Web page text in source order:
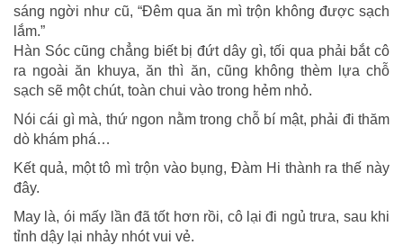
sáng ngời như cũ, “Đêm qua ăn mì trộn không được sạch
lắm.”
Hàn Sóc cũng chẳng biết bị đứt dây gì, tối qua phải bắt cô
ra ngoài ăn khuya, ăn thì ăn, cũng không thèm lựa chỗ
sạch sẽ một chút, toàn chui vào trong hẻm nhỏ.
Nói cái gì mà, thứ ngon nằm trong chỗ bí mật, phải đi thăm
dò khám phá…
Kết quả, một tô mì trộn vào bụng, Đàm Hi thành ra thế này
đây.
May là, ói mấy lần đã tốt hơn rồi, cô lại đi ngủ trưa, sau khi
tỉnh dậy lại nhảy nhót vui vẻ.